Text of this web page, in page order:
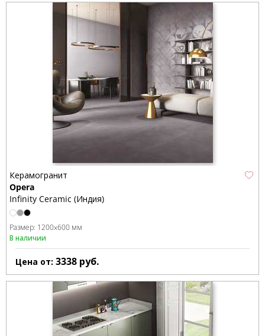
Керамогранит
Opera
Infinity Ceramic (Индия)
Размер: 1200x600 мм
В наличии
Цена от: 3338 руб.